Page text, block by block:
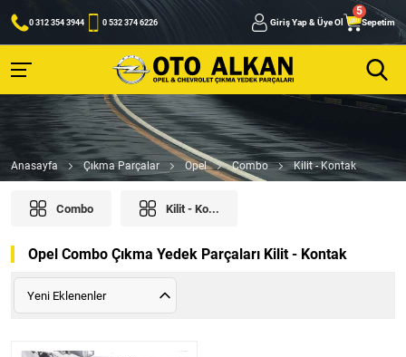
0 312 354 3944 0 532 374 6226 Giriş Yap & Üye Ol Sepetim
Anasayfa Çıkma Parçalar Opel Combo Kilit - Kontak
Combo Kilit - Ko...
Opel Combo Çıkma Yedek Parçaları Kilit - Kontak
Yeni Eklenenler